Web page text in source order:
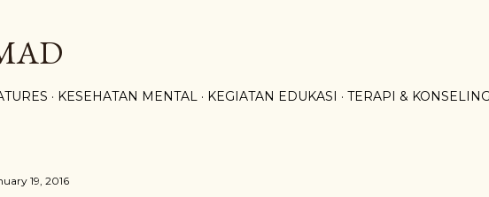
KESEHATAN MENTAL KEGIATAN EDUKASI TERAPI & KONSELING
19, 2016